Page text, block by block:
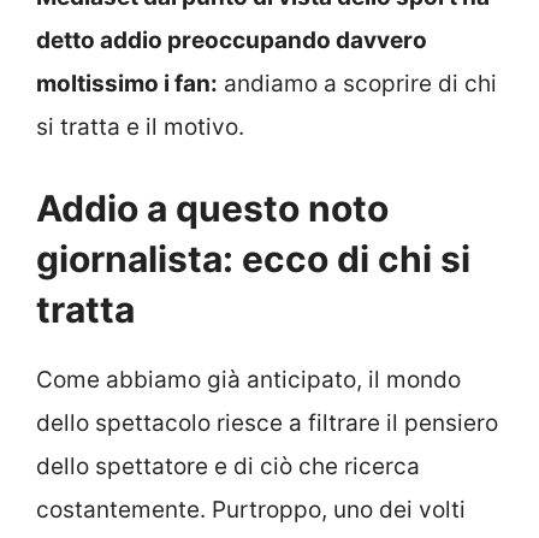
detto addio preoccupando davvero
moltissimo i fan: andiamo a scoprire di chi
si tratta e il motivo.
Addio a questo noto
giornalista: ecco di chi si
tratta
Come abbiamo già anticipato, il mondo
dello spettacolo riesce a filtrare il pensiero
dello spettatore e di ciò che ricerca
costantemente. Purtroppo, uno dei volti